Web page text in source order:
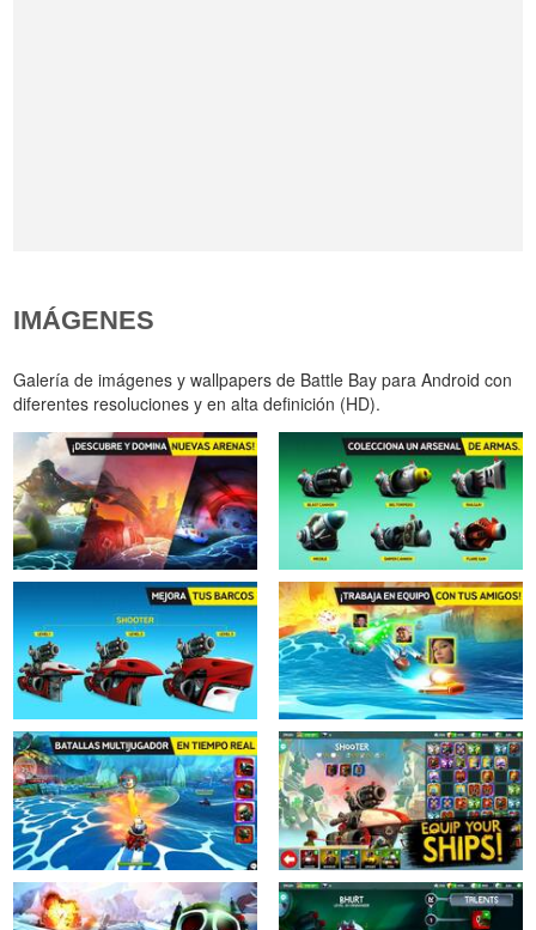
IMÁGENES
Galería de imágenes y wallpapers de Battle Bay para Android con
diferentes resoluciones y en alta definición (HD).